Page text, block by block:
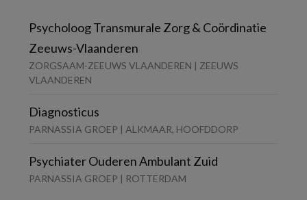
Psycholoog Transmurale Zorg & Coördinatie
Zeeuws-Vlaanderen
ZORGSAAM-ZEEUWS VLAANDEREN | ZEEUWS
VLAANDEREN
Diagnosticus
PARNASSIA GROEP | ALKMAAR, HOOFDDORP
Psychiater Ouderen Ambulant Zuid
PARNASSIA GROEP | ROTTERDAM